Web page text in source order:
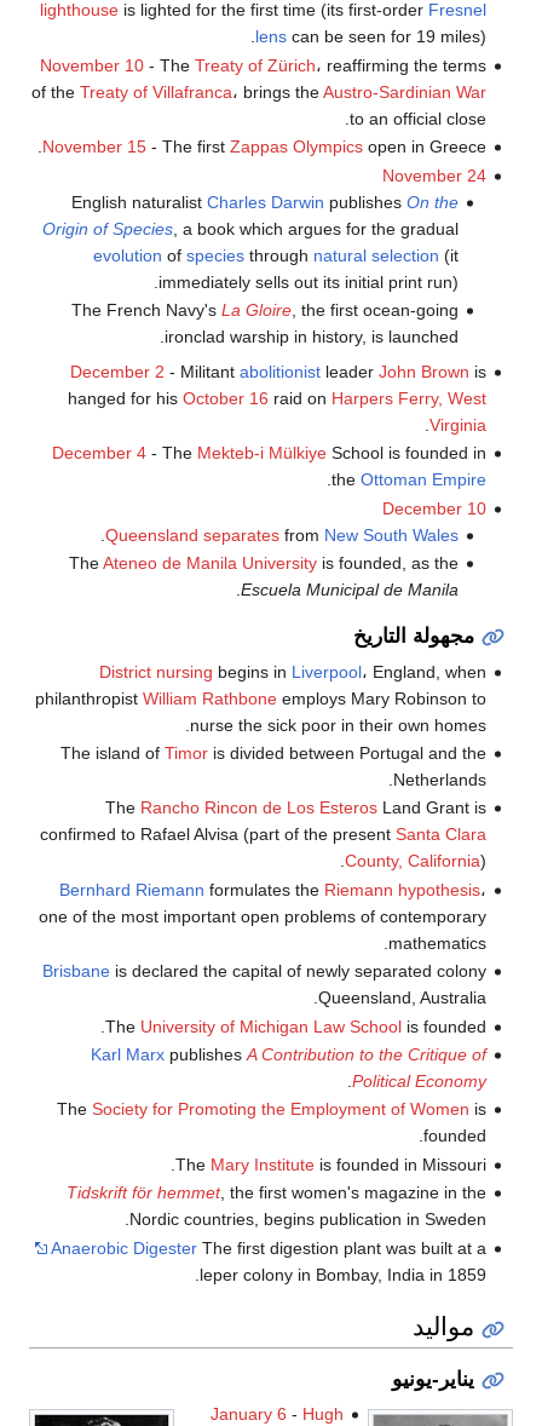
lighthouseis lighted for the first time (its first-order Fresnel
lenscan be seen for 19 miles).
November 10- The Treaty of Zürich، reaffirming the terms
of the Treaty of Villafranca، brings theAustro-Sardinian War
to an official close.
November 15- The first Zappas Olympicsopen in Greece.
November 24
English naturalistCharles Darwin publishesOn the
Origin of Species , a book which argues for the gradual
evolution ofspecies through natural selection (it
immediately sells out its initial print run).
The French Navy'sLa Gloire , the first ocean-going
ironclad warship in history, is launched.
December 2 - Militant abolitionistleader John Brown is
hanged for his October 16 raid on Harpers Ferry, West
Virginia
December 4- The Mekteb-i MülkiyeSchool is founded in
the Ottoman Empire
.
December 10
Queensland separates from New South Wales
.
TheAteneo de Manila University is founded, as the
Escuela Municipal de Manila
.
مجهولة التاريخ
District nursing begins in Liverpool، England, when
philanthropist William Rathboneemploys Mary Robinson to
nurse the sick poor in their own homes.
The island of Timoris divided between Portugal and the
Netherlands.
The Rancho Rincon de Los EsterosLand Grant is
confirmed to Rafael Alvisa (part of the present Santa Clara
County, California).
Bernhard Riemann formulates the Riemann hypothesis،
one of the most important open problems of contemporary
mathematics.
Brisbaneis declared the capital of newly separated colony
Queensland, Australia.
The University of Michigan Law Schoolis founded.
Karl Marxpublishes A Contribution to the Critique of
Political Economy
The Society for Promoting the Employment of Women is
founded.
The Mary Instituteis founded in Missouri.
Tidskrift för hemmet, the first women's magazine in the
Nordic countries, begins publication in Sweden.
Anaerobic DigesterThe first digestion plant was built at a
leper colony in Bombay, India in 1859.
مواليد
يناير-يونيو
January 6 - Hugh